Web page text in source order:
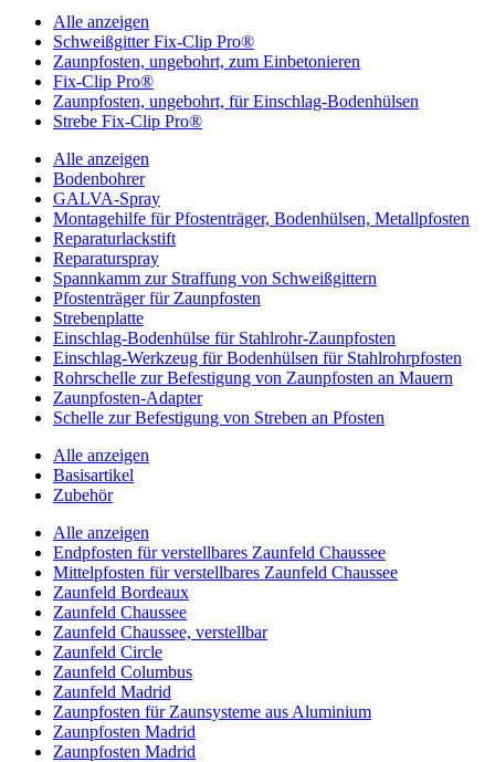
Alle anzeigen
Schweißgitter Fix-Clip Pro®
Zaunpfosten, ungebohrt, zum Einbetonieren
Fix-Clip Pro®
Zaunpfosten, ungebohrt, für Einschlag-Bodenhülsen
Strebe Fix-Clip Pro®
Alle anzeigen
Bodenbohrer
GALVA-Spray
Montagehilfe für Pfostenträger, Bodenhülsen, Metallpfosten
Reparaturlackstift
Reparaturspray
Spannkamm zur Straffung von Schweißgittern
Pfostenträger für Zaunpfosten
Strebenplatte
Einschlag-Bodenhülse für Stahlrohr-Zaunpfosten
Einschlag-Werkzeug für Bodenhülsen für Stahlrohrpfosten
Rohrschelle zur Befestigung von Zaunpfosten an Mauern
Zaunpfosten-Adapter
Schelle zur Befestigung von Streben an Pfosten
Alle anzeigen
Basisartikel
Zubehör
Alle anzeigen
Endpfosten für verstellbares Zaunfeld Chaussee
Mittelpfosten für verstellbares Zaunfeld Chaussee
Zaunfeld Bordeaux
Zaunfeld Chaussee
Zaunfeld Chaussee, verstellbar
Zaunfeld Circle
Zaunfeld Columbus
Zaunfeld Madrid
Zaunpfosten für Zaunsysteme aus Aluminium
Zaunpfosten Madrid
Zaunpfosten Madrid